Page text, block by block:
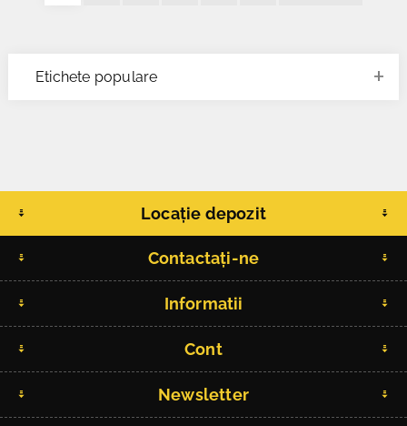
Etichete populare
Locație depozit
Contactați-ne
Informatii
Cont
Newsletter